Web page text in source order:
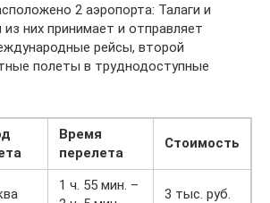
2 аэропорта: Талаги и
них принимает и отправляет
рейсы, второй
полеты в труднодоступные
Время
перелета
Стоимость
1 ч. 55 мин. –
3 тыс. руб.